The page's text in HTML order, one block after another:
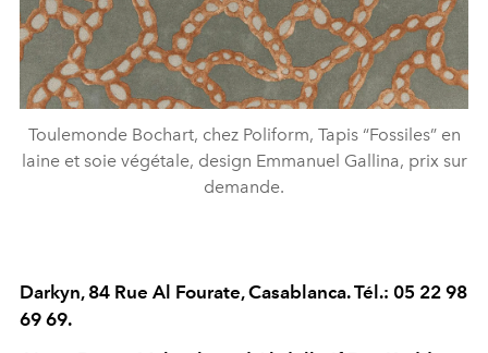
Toulemonde Bochart, chez Poliform, Tapis “Fossiles” en
laine et soie végétale, design Emmanuel Gallina, prix sur
demande.
Darkyn, 84 Rue Al Fourate, Casablanca. Tél.: 05 22 98
69 69.